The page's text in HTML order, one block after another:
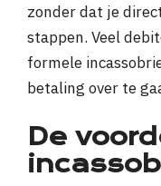
zonder dat je
stappen. Veel
formele
betaling over te
De